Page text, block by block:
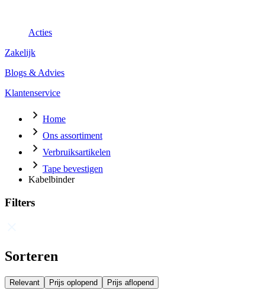
Acties
Zakelijk
Blogs & Advies
Klantenservice
Home
Ons assortiment
Verbruiksartikelen
Tape bevestigen
Kabelbinder
Filters
Sorteren
Relevant Prijs oplopend Prijs aflopend